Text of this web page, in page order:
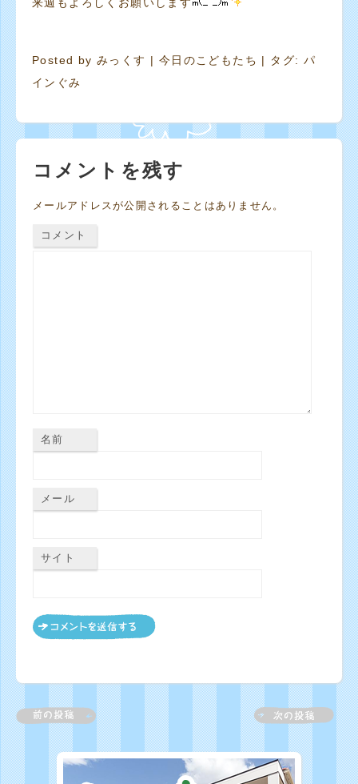
Posted byみっくす | 今日のこどもたち | タグ: パ
インぐみ
コメントを残す
メールアドレスが公開されることはありません。
コメント
名前
メール
サイト